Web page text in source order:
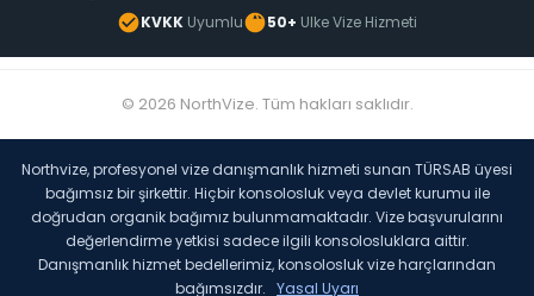
KVKK Uyumlu 50+ Ulke Vize Hizmeti
© 2026 NorthVize. Tüm hakları saklıdır.
Northvize, profesyonel vize danışmanlık hizmeti sunan TÜRSAB üyesi
bağımsız bir şirkettir. Hiçbir konsolosluk veya devlet kurumu ile
doğrudan organik bağımız bulunmamaktadır. Vize başvurularını
değerlendirme yetkisi sadece ilgili konsolosluklara aittir.
Danışmanlık hizmet bedellerimiz, konsolosluk vize harçlarından
bağımsızdır. Yasal Uyarı